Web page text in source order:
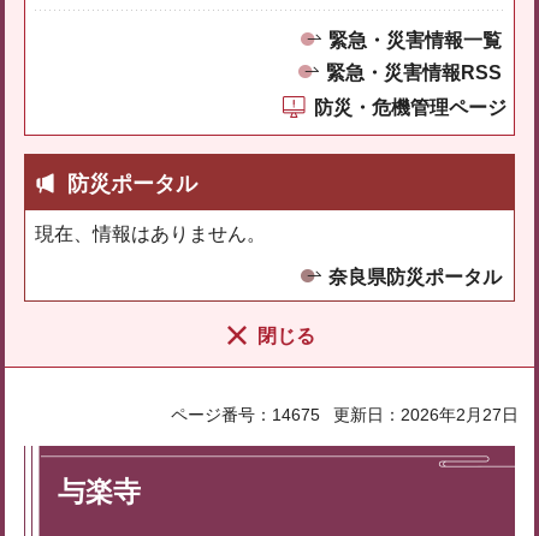
緊急・災害情報一覧
緊急・災害情報RSS
防災・危機管理ページ
防災ポータル
現在、情報はありません。
奈良県防災ポータル
閉じる
ページ番号：14675 更新日：2026年2月27日
与楽寺